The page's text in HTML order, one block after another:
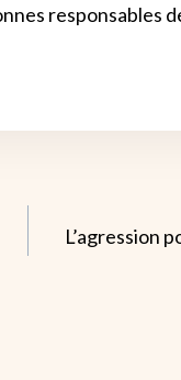
responsables
L’agression